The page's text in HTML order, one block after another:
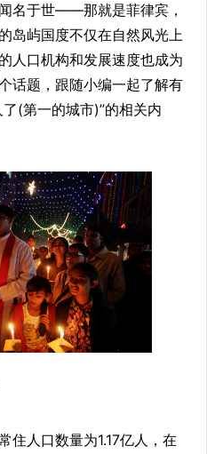
名于世——那就是菲律宾，
岛屿国度不仅在自然风光上
人口机构和发展速度也成为
话题，跟随小编一起了解有
(第一的城市)”的相关内
住人口数量为1.17亿人，在